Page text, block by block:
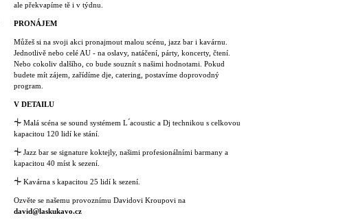
ale překvapíme tě i v týdnu.
PRONÁJEM
Můžeš si na svoji akci pronajmout malou scénu, jazz bar i kavárnu.
Jednotlivě nebo celé AU - na oslavy, natáčení, párty, koncerty, čtení.
Nebo cokoliv dalšího, co bude souznít s našimi hodnotami. Pokud
budete mít zájem, zařídíme dje, catering, postavíme doprovodný
program.
V DETAILU
⏆ Malá scéna se sound systémem L ́acoustic a Dj technikou s celkovou
kapacitou 120 lidí ke stání.
⏆ Jazz bar se signature koktejly, našimi profesionálními barmany a
kapacitou 40 míst k sezení.
⏆ Kavárna s kapacitou 25 lidí k sezení.
Ozvěte se našemu provoznímu Davidovi Kroupovi na
david@laskukavo.cz